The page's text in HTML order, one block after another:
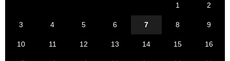
1 2
3 4 5 6 7 8 9
10 11 12 13 14 15 16